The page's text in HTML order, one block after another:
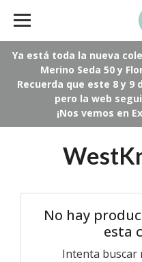
Ya está toda la nueva
Merino Seda 50 y
Recuerda que este 8 y 9
pero la web
¡Nos vemos en
No hay
esta
Intenta buscar